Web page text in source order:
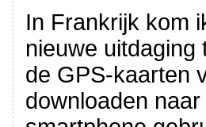
In Frankrijk kom
nieuwe
de GPS-kaarten
downloaden